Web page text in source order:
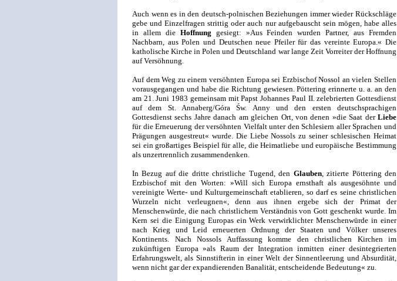
Auch wenn es in den deutsch-polnischen Beziehungen immer wieder Rückschläge
gebe und Einzelfragen strittig oder auch nur aufgebauscht sein mögen, habe alles
in allem die Hoffnung gesiegt: »Aus Feinden wurden Partner, aus Fremden
Nachbarn, aus Polen und Deutschen neue Pfeiler für das vereinte Europa.« Die
katholische Kirche in Polen und Deutschland war lange Zeit Vorreiter der Hoffnung
auf Versöhnung.
Auf dem Weg zu einem versöhnten Europa sei Erzbischof Nossol an vielen Stellen
vorausgegangen und habe die Richtung gewiesen. Pöttering erinnerte u. a. an den
am 21. Juni 1983 gemeinsam mit Papst Johannes Paul II. zelebrierten Gottesdienst
auf dem St. Annaberg/Góra Św. Anny und den ersten deutschsprachigen
Gottesdienst sechs Jahre danach am gleichen Ort, von denen »die Saat der Liebe
für die Erneuerung der versöhnten Vielfalt unter den Schlesiern aller Sprachen und
Prägungen ausgestreut« wurde. Die Liebe Nossols zu seiner schlesischen Heimat
sei ein großartiges Beispiel für alle, die Heimatliebe und europäische Bestimmung
als unzertrennlich zusammendenken.
In Bezug auf die dritte christliche Tugend, den Glauben, zitierte Pöttering den
Erzbischof mit den Worten: »Will sich Europa ernsthaft als ausgesöhnte und
vereinigte Werte- und Kulturgemeinschaft etablieren, so darf es seine christlichen
Wurzeln nicht verleugnen«, denn aus ihnen ergebe sich der Primat der
Menschenwürde, die nach christlichem Verständnis von Gott geschenkt wurde. Im
Kern sei die Einigung Europas ein Werk verwirklichter Menschen­würde in einer
nach Krieg und Leid erneuerten Ordnung der Staaten und Völker unseres
Kontinents. Nach Nossols Auffassung komme den christlichen Kirchen im
zukünftigen Europa »als Raum der Integration inmitten einer desintegrierten
Erfahrungswelt, als Sinnstifterin in einer Welt der Sinnentleerung und Absurdität,
wenn nicht gar der expandierenden Banalität, entscheidende Bedeutung« zu.